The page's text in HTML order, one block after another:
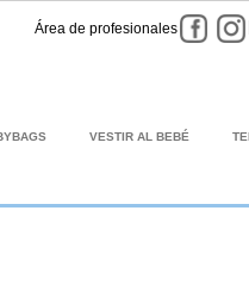
Área de profesionales
VESTIR AL BEBÉ